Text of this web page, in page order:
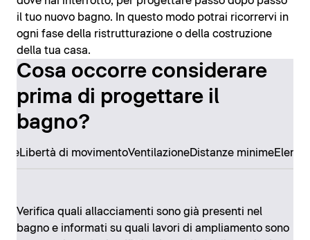
il tuo nuovo bagno. In questo modo potrai ricorrervi in
ogni fase della ristrutturazione o della costruzione
della tua casa.
Cosa occorre considerare
prima di progettare il
bagno?
Libertà di movimentoVentilazioneDistanze minime
Verifica quali allacciamenti sono già presenti nel
bagno e informati su quali lavori di ampliamento sono